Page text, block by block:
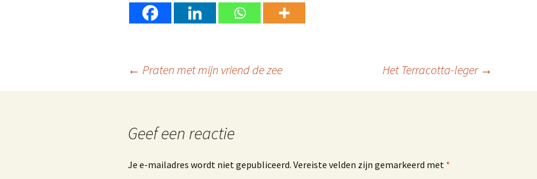
Berichtnavigatie
← Praten met mijn vriend de zee Het Terracotta-leger →
Geef een reactie
Je e-mailadres wordt niet gepubliceerd. Vereiste velden zijn gemarkeerd met *